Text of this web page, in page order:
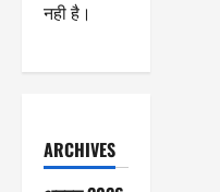
नही है।
ARCHIVES